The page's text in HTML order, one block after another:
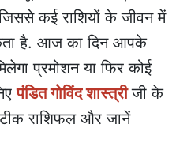
कई राशियों के जीवन में
है. आज का दिन आपके
प्रमोशन या फिर कोई
पंडित गोविंद शास्त्रीजी के
राशिफल और जानें